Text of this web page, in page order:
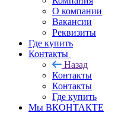
О компании
Вакансии
Реквизиты
Где купить
Контакты
Назад
Контакты
Контакты
Где купить
Мы ВКОНТАКТЕ